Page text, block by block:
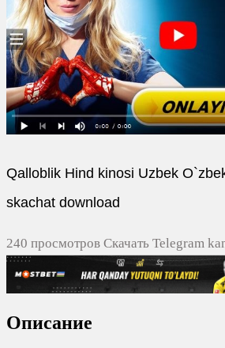
Qalloblik Hind kinosi Uzbek
skachat download
240 просмотров Скачать Telegram
yuklash
Описание